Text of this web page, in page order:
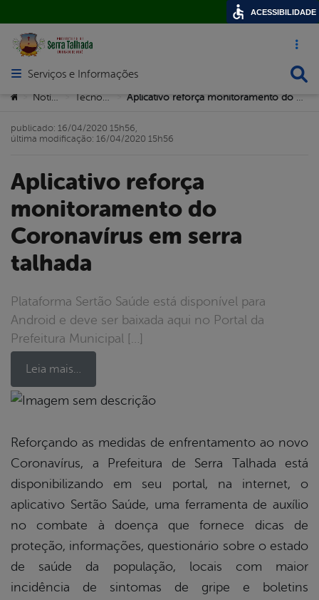
Acesso
Abrir menu principal de navegação
Serviços e Informações
Você está aqui:
> Notícias >
Aplicativo reforça
monitoramento do
Coronavírus em serra
talhada
Plataforma Sertão Saúde está disponível para
Android e deve ser baixada aqui no Portal da
Prefeitura Municipal […]
Leia mais…
publicado: 16/04/2020 15h56,
última modificação: 16/04/2020 15h56
Reforçando as medidas de enfrentamento ao novo
Coronavírus, a Prefeitura de Serra Talhada está
disponibilizando em seu portal, na internet, o
aplicativo Sertão Saúde, uma ferramenta de auxílio
no combate à doença que fornece dicas de
proteção, informações, questionário sobre o estado
de saúde da população, locais com maior
incidência de sintomas de gripe e boletins
ACESSIBILIDADE